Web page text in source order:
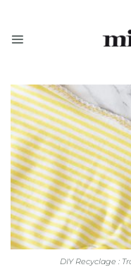
contenu
DIY Recyclage :